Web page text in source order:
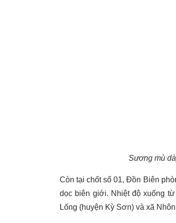
Sương mù
Còn tại chốt số 01, Đồn Biên
dọc biên giới. Nhiệt độ xuống
Lống (huyện Kỳ Sơn) và xã